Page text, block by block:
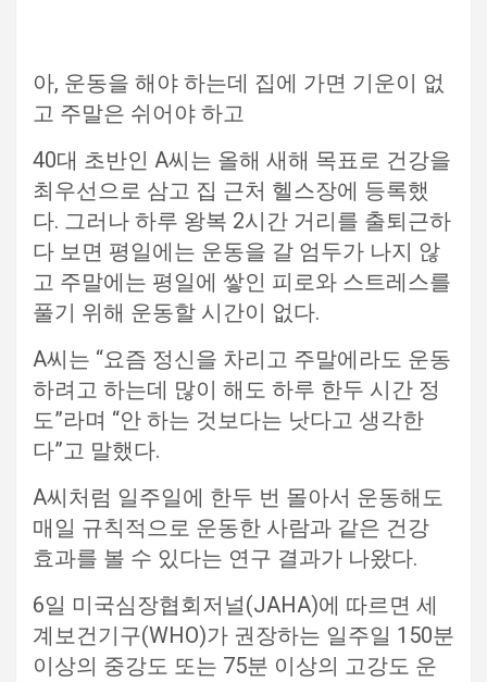
아, 운동을 해야 하는데 집에 가면 기운이 없
고 주말은 쉬어야 하고
40대 초반인 A씨는 올해 새해 목표로 건강을
최우선으로 삼고 집 근처 헬스장에 등록했
다. 그러나 하루 왕복 2시간 거리를 출퇴근하
다 보면 평일에는 운동을 갈 엄두가 나지 않
고 주말에는 평일에 쌓인 피로와 스트레스를
풀기 위해 운동할 시간이 없다.
A씨는 “요즘 정신을 차리고 주말에라도 운동
하려고 하는데 많이 해도 하루 한두 시간 정
도”라며 “안 하는 것보다는 낫다고 생각한
다”고 말했다.
A씨처럼 일주일에 한두 번 몰아서 운동해도
매일 규칙적으로 운동한 사람과 같은 건강
효과를 볼 수 있다는 연구 결과가 나왔다.
6일 미국심장협회저널(JAHA)에 따르면 세
계보건기구(WHO)가 권장하는 일주일 150분
이상의 중강도 또는 75분 이상의 고강도 운